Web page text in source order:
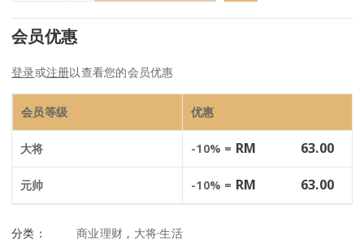
会员优惠
登录或注册以查看您的会员优惠
会员等级 优惠
大将 -10% = RM 63.00
元帅 -10% = RM 63.00
分类： 商业理财 , 大将·生活